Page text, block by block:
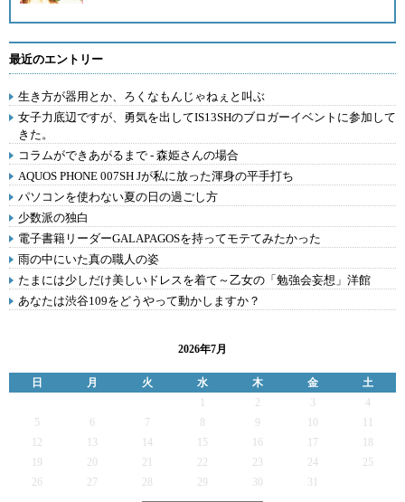
最近のエントリー
生き方が器用とか、ろくなもんじゃねぇと叫ぶ
女子力底辺ですが、勇気を出してIS13SHのブロガーイベントに参加して
きた。
コラムができあがるまで - 森姫さんの場合
AQUOS PHONE 007SH Jが私に放った渾身の平手打ち
パソコンを使わない夏の日の過ごし方
少数派の独白
電子書籍リーダーGALAPAGOSを持ってモテてみたかった
雨の中にいた真の職人の姿
たまには少しだけ美しいドレスを着て～乙女の「勉強会妄想」洋館
あなたは渋谷109をどうやって動かしますか？
2026年7月
日 月 火 水 木 金
土
2 3
4
5
6 7 9
12
13 14 15 16 17
19
20 21 22 23 24
25
26
27 28 29 30 31